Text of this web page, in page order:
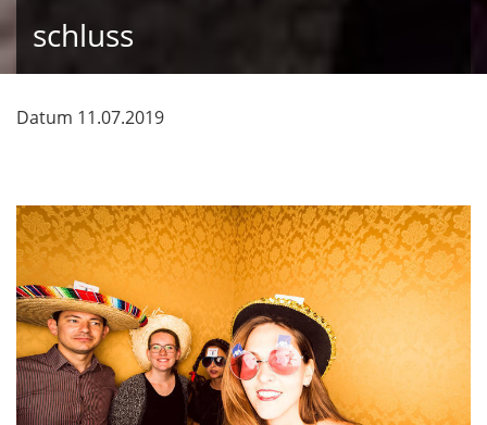
schluss
Datum 11.07.2019